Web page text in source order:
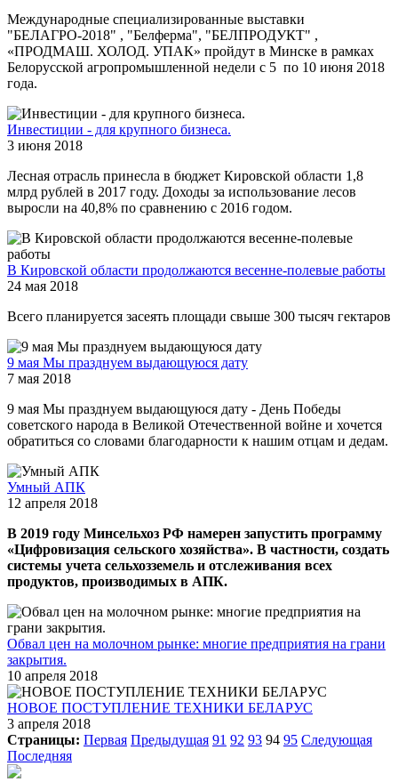
Международные специализированные выставки
"БЕЛАГРО-2018" , "Белферма", "БЕЛПРОДУКТ" ,
«ПРОДМАШ. ХОЛОД. УПАК» пройдут в Минске в рамках
Белорусской агропромышленной недели с 5 по 10 июня 2018
года.
Инвестиции - для крупного бизнеса.
3 июня 2018
Лесная отрасль принесла в бюджет Кировской области 1,8
млрд рублей в 2017 году. Доходы за использование лесов
выросли на 40,8% по сравнению с 2016 годом.
В Кировской области продолжаются весенне-полевые работы
24 мая 2018
Всего планируется засеять площади свыше 300 тысяч гектаров
9 мая Мы празднуем выдающуюся дату
7 мая 2018
9 мая Мы празднуем выдающуюся дату - День Победы
советского народа в Великой Отечественной войне и хочется
обратиться со словами благодарности к нашим отцам и дедам.
Умный АПК
12 апреля 2018
В 2019 году Минсельхоз РФ намерен запустить программу
«Цифровизация сельского хозяйства». В частности, создать
системы учета сельхозземель и отслеживания всех
продуктов, производимых в АПК.
Обвал цен на молочном рынке: многие предприятия на грани
закрытия.
10 апреля 2018
НОВОЕ ПОСТУПЛЕНИЕ ТЕХНИКИ БЕЛАРУС
3 апреля 2018
Страницы: Первая Предыдущая 91 92 93 94 95 Следующая
Последняя